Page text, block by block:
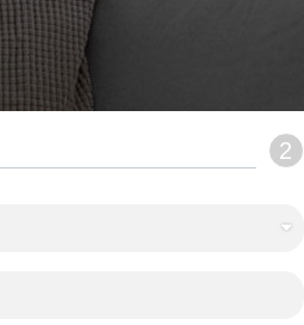
FORMULAIRE : 2